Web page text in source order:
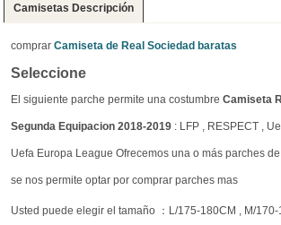
Camisetas Descripción
comprar Camiseta de Real Sociedad baratas
Seleccione
El siguiente parche permite una costumbre Camiseta
Segunda Equipacion 2018-2019 : LFP , RESPECT ,
Uefa Europa League Ofrecemos una o más parches
se nos permite optar por comprar parches mas
Usted puede elegir el tamaño ：L/175-180CM , M/